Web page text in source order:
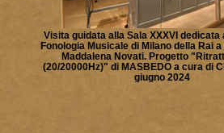
Visita guidata alla Sala XXXVI dedicata
Fonologia Musicale di Milano della Rai
Maddalena Novati. Progetto
(20/20000Hz)" di MASBEDO a cura di
giugno 2024